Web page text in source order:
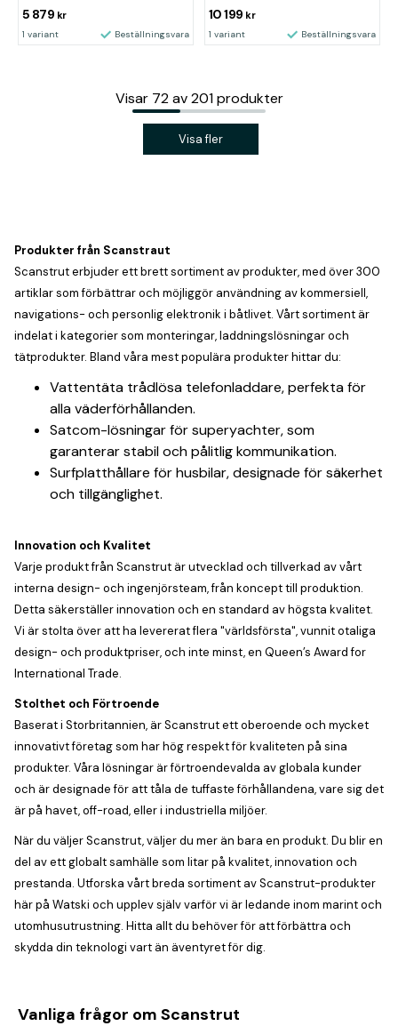
5 879 kr
1 variant Beställningsvara
10 199 kr
1 variant Beställningsvara
Visar 72 av 201 produkter
Visa fler
Produkter från Scanstraut
Scanstrut erbjuder ett brett sortiment av produkter, med över 300
artiklar som förbättrar och möjliggör användning av kommersiell,
navigations- och personlig elektronik i båtlivet. Vårt sortiment är
indelat i kategorier som monteringar, laddningslösningar och
tätprodukter. Bland våra mest populära produkter hittar du:
Vattentäta trådlösa telefonladdare, perfekta för
alla väderförhållanden.
Satcom-lösningar för superyachter, som
garanterar stabil och pålitlig kommunikation.
Surfplatthållare för husbilar, designade för säkerhet
och tillgänglighet.
Innovation och Kvalitet
Varje produkt från Scanstrut är utvecklad och tillverkad av vårt
interna design- och ingenjörsteam, från koncept till produktion.
Detta säkerställer innovation och en standard av högsta kvalitet.
Vi är stolta över att ha levererat flera "världsförsta", vunnit otaliga
design- och produktpriser, och inte minst, en Queen’s Award for
International Trade.
Stolthet och Förtroende
Baserat i Storbritannien, är Scanstrut ett oberoende och mycket
innovativt företag som har hög respekt för kvaliteten på sina
produkter. Våra lösningar är förtroendevalda av globala kunder
och är designade för att tåla de tuffaste förhållandena, vare sig det
är på havet, off-road, eller i industriella miljöer.
När du väljer Scanstrut, väljer du mer än bara en produkt. Du blir en
del av ett globalt samhälle som litar på kvalitet, innovation och
prestanda. Utforska vårt breda sortiment av Scanstrut-produkter
här på Watski och upplev själv varför vi är ledande inom marint och
utomhusutrustning. Hitta allt du behöver för att förbättra och
skydda din teknologi vart än äventyret för dig.
Vanliga frågor om Scanstrut